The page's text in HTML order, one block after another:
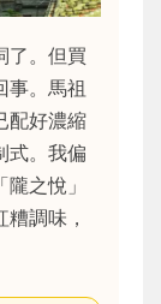
了。但買
事。馬祖
配好濃縮
式。我偏
之悅」
調味，